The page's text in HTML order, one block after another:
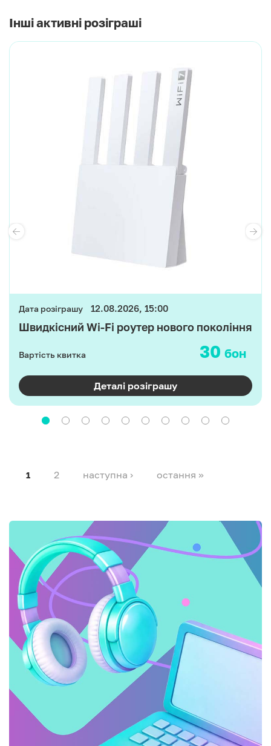
Інші активні розіграші
Дата розіграшу 12.08.2026, 15:00
Швидкісний Wi-Fi роутер нового покоління
Вартість квитка 30 бон
Деталі розіграшу
1 2 наступна › остання »